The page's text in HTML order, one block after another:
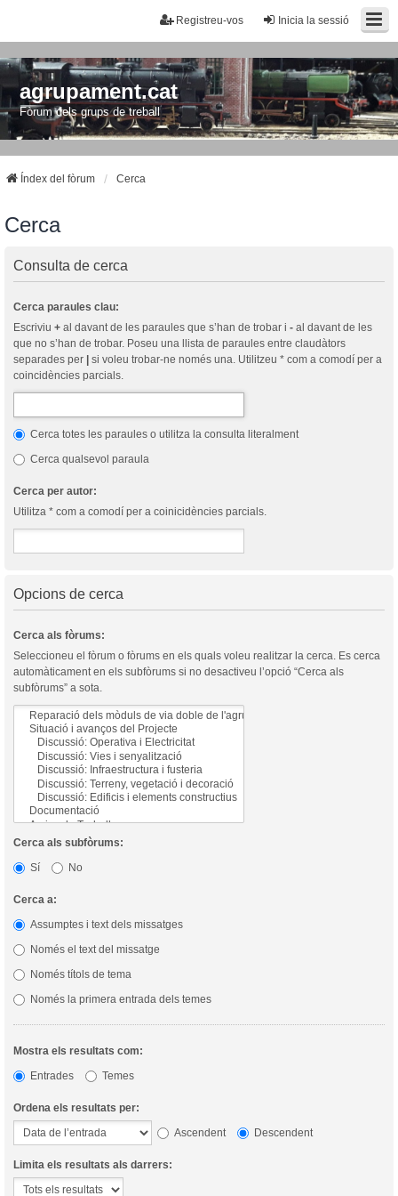
Inicia la sessió
Registreu-vos
agrupament.cat
Fòrum dels grups de treball
Índex del fòrum Cerca
Cerca
Consulta de cerca
Cerca paraules clau:
Escriviu + al davant de les paraules que s’han de trobar i - al davant de les
que no s’han de trobar. Poseu una llista de paraules entre claudàtors
separades per | si voleu trobar-ne només una. Utilitzeu * com a comodí per a
coincidències parcials.
Cerca totes les paraules o utilitza la consulta literalment
Cerca qualsevol paraula
Cerca per autor:
Utilitza * com a comodí per a coinicidències parcials.
Opcions de cerca
Cerca als fòrums:
Seleccioneu el fòrum o fòrums en els quals voleu realitzar la cerca. Es cerca
automàticament en els subfòrums si no desactiveu l’opció “Cerca als
subfòrums” a sota.
Cerca als subfòrums:
Sí
No
Cerca a:
Assumptes i text dels missatges
Només el text del missatge
Només títols de tema
Només la primera entrada dels temes
Mostra els resultats com:
Entrades
Temes
Ordena els resultats per:
Ascendent
Descendent
Limita els resultats als darrers: